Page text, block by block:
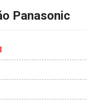
Panasonic